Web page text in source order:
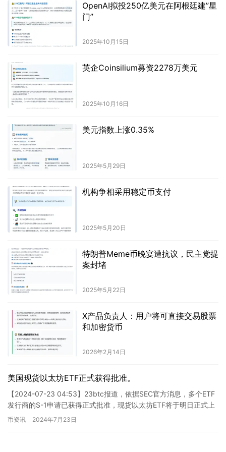
OpenAI拟投250亿美元在阿根廷建”星
门”
2025年10月15日
英企Coinsilium募资2278万美元
2025年10月16日
美元指数上涨0.35%
2025年5月29日
机构争相采用稳定币支付
2025年5月20日
特朗普Meme币晚宴遭抗议，民主党提
案封堵
2025年5月22日
X产品负责人：用户将可直接交易股票
和加密货币
2026年2月14日
美国现货以太坊ETF正式获得批准。
【2024-07-23 04:53】23btc报道，依据SEC官方消息，多个ETF
发行商的S-1申请已获得正式批准，现货以太坊ETF将于明日正式上
市交易。 当然，我可以帮助你分析这…
币资讯 2024年7月23日